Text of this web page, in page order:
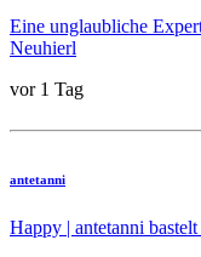
Eine unglaubliche
Neuhierl
vor 1 Tag
antetanni
Happy | antetanni